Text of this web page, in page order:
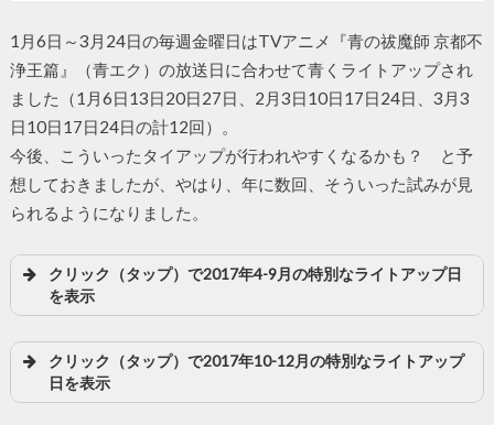
1月6日～3月24日の毎週金曜日はTVアニメ『青の祓魔師 京都不
浄王篇』（青エク）の放送日に合わせて青くライトアップされ
ました（1月6日13日20日27日、2月3日10日17日24日、3月3
日10日17日24日の計12回）。
今後、こういったタイアップが行われやすくなるかも？ と予
想しておきましたが、やはり、年に数回、そういった試みが見
られるようになりました。
クリック（タップ）で2017年4-9月の特別なライトアップ日
を表示
クリック（タップ）で2017年10-12月の特別なライトアップ
日を表示